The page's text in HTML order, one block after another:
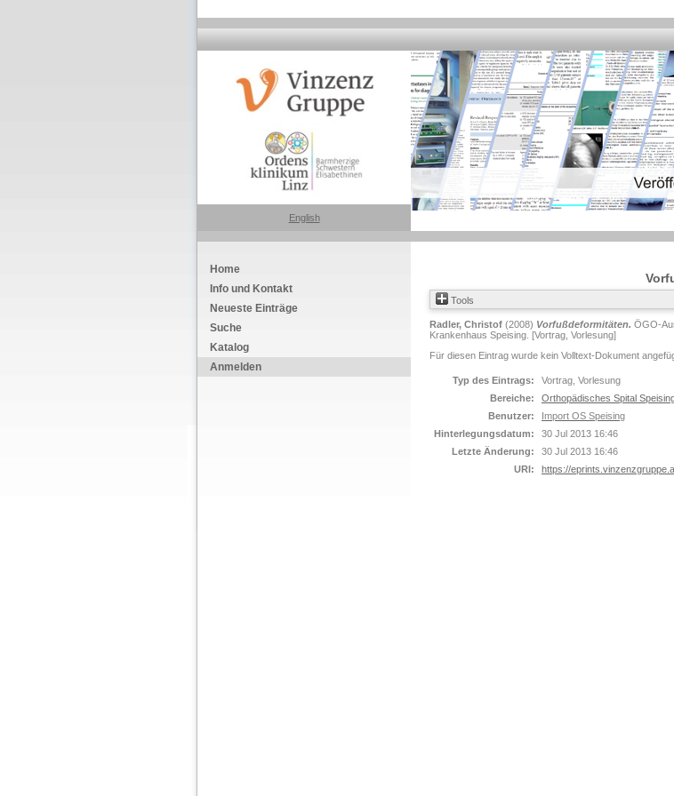
English
Home
Info und Kontakt
Neueste Einträge
Suche
Katalog
Anmelden
Tools
Radler, Christof (2008) Vorfußdeformitäten. ÖGO-
Krankenhaus Speising. [Vortrag, Vorlesung]
Für diesen Eintrag wurde kein Volltext-Dokument
Typ des Eintrags:
Vortrag, Vorlesung
Bereiche:
Orthopädisches Spital
Benutzer:
Import OS Speising
Hinterlegungsdatum:
30 Jul 2013 16:46
Letzte Änderung:
30 Jul 2013 16:46
URI:
https://